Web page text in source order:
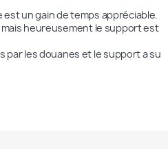
un gain de temps appréciable.
heureusement le support est
par les douanes et le support a su